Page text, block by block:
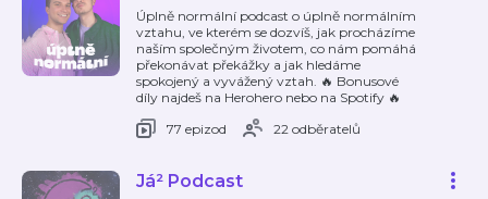
Úplně normální podcast o úplně normálním
vztahu, ve kterém se dozvíš, jak procházíme
naším společným životem, co nám pomáhá
překonávat překážky a jak hledáme
spokojený a vyvážený vztah. 🔥 Bonusové
díly najdeš na Herohero nebo na Spotify 🔥
77 epizod
22 odběratelů
Já² Podcast